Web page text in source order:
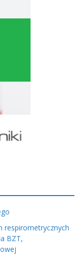
respirometrycznych
BZT,